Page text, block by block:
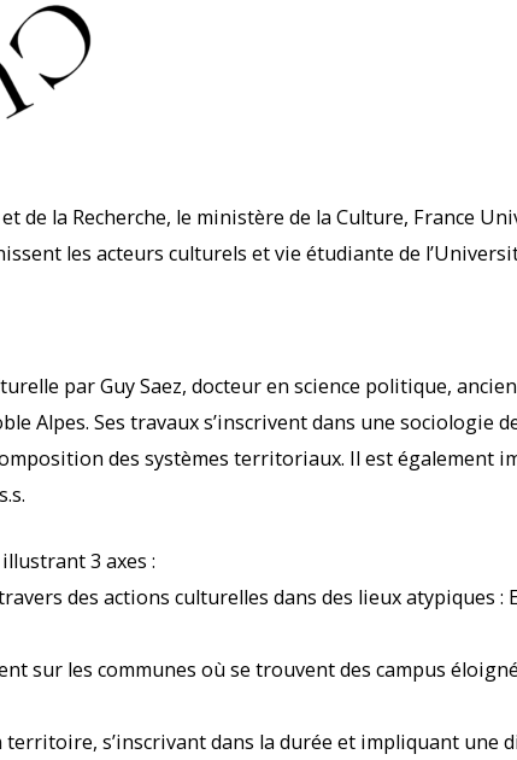
de la Recherche, le ministère de la Culture, France
les acteurs culturels et vie étudiante de
par Guy Saez, docteur en science politique,
Alpes. Ses travaux s’inscrivent dans une sociologie
des systèmes territoriaux. Il est également
3 axes :
des actions culturelles dans des lieux atypiques :
sur les communes où se trouvent des campus
s’inscrivant dans la durée et impliquant une